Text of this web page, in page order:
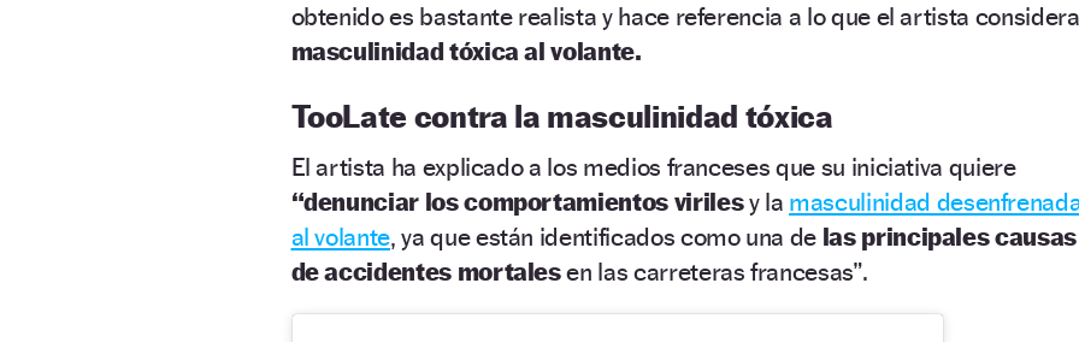
obtenido es bastante realista y hace referencia a lo que el artista considera
masculinidad tóxica al volante.
TooLate contra la masculinidad tóxica
El artista ha explicado a los medios franceses que su iniciativa quiere
“denunciar los comportamientos virilesy la masculinidad
al volante, ya que están identificados como una de las principales causas
de accidentes mortalesen las carreteras francesas”.